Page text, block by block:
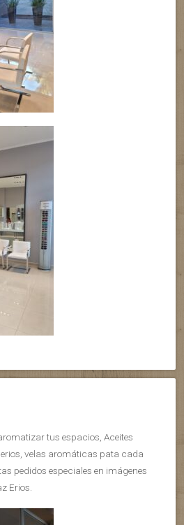
tus espacios, Aceites
velas aromáticas pata cada
pedidos especiales en imágenes
Erios.